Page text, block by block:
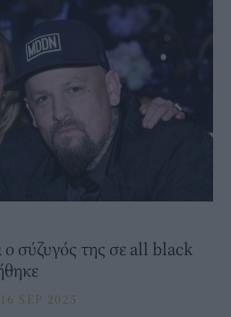
σύζυγός της σε all black
16 SEP 2025